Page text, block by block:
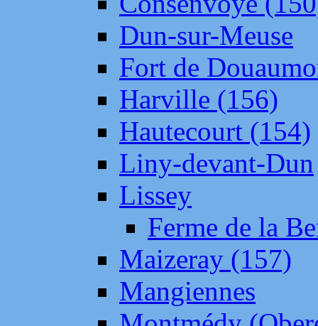
Dun-sur-Meuse
Fort de
Harville (156)
Hautecourt (154)
Liny-devant-Dun
Lissey
Ferme de la
Maizeray (157)
Mangiennes